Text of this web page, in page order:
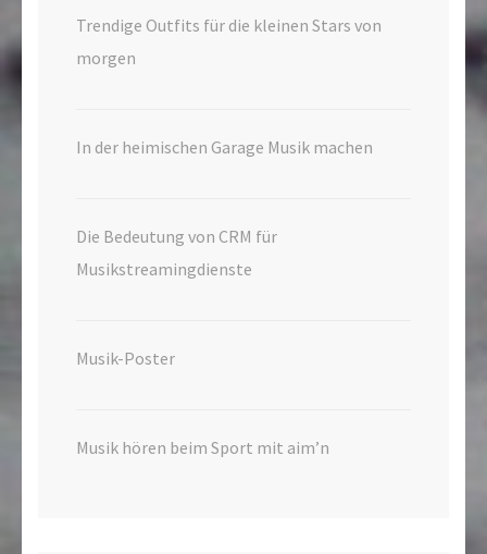
Trendige Outfits für die kleinen Stars von
morgen
In der heimischen Garage Musik machen
Die Bedeutung von CRM für
Musikstreamingdienste
Musik-Poster
Musik hören beim Sport mit aim’n